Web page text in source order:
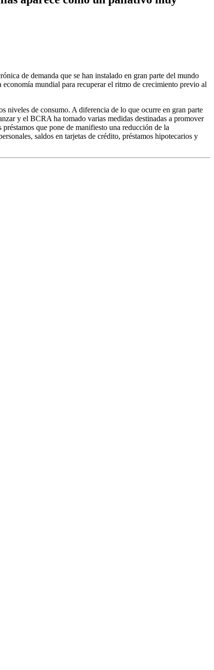
de demanda que se han instalado en gran parte del mundo
mundial para recuperar el ritmo de crecimiento previo al
niveles de consumo. A diferencia de lo que ocurre en gran parte
y el BCRA ha tomado varias medidas destinadas a promover
que pone de manifiesto una reducción de la
saldos en tarjetas de crédito, préstamos hipotecarios y